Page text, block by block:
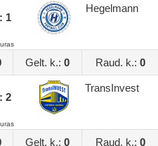
1
Hegelmann
Gelt. k.: 0 Raud. k.: 0
2
TransInvest
Gelt. k.: 0 Raud. k.: 0